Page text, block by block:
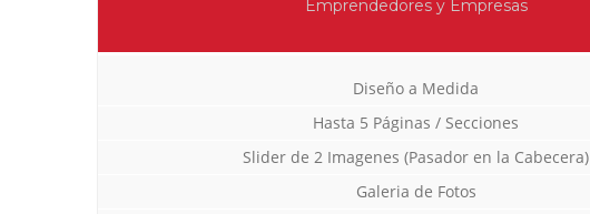
Emprendedores y Empresas
Diseño a Medida
Hasta 5 Páginas / Secciones
Slider de 2 Imagenes (Pasador en la Cabecera)
Galeria de Fotos